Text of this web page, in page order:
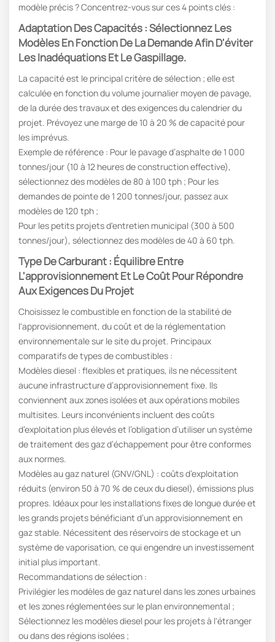
modèle précis ? Concentrez-vous sur ces 4 points clés :
Adaptation Des Capacités : Sélectionnez Les
Modèles En Fonction De La Demande Afin D'éviter
Les Inadéquations Et Le Gaspillage.
La capacité est le principal critère de sélection ; elle est
calculée en fonction du volume journalier moyen de pavage,
de la durée des travaux et des exigences du calendrier du
projet. Prévoyez une marge de 10 à 20 % de capacité pour
les imprévus.
Exemple de référence : Pour le pavage d’asphalte de 1 000
tonnes/jour (10 à 12 heures de construction effective),
sélectionnez des modèles de 80 à 100 tph ; Pour les
demandes de pointe de 1 200 tonnes/jour, passez aux
modèles de 120 tph ;
Pour les petits projets d'entretien municipal (300 à 500
tonnes/jour), sélectionnez des modèles de 40 à 60 tph.
Type De Carburant : Équilibre Entre
L'approvisionnement Et Le Coût Pour Répondre
Aux Exigences Du Projet
Choisissez le combustible en fonction de la stabilité de
l'approvisionnement, du coût et de la réglementation
environnementale sur le site du projet. Principaux
comparatifs de types de combustibles :
Modèles diesel : flexibles et pratiques, ils ne nécessitent
aucune infrastructure d’approvisionnement fixe. Ils
conviennent aux zones isolées et aux opérations mobiles
multisites. Leurs inconvénients incluent des coûts
d’exploitation plus élevés et l’obligation d’utiliser un système
de traitement des gaz d’échappement pour être conformes
aux normes.
Modèles au gaz naturel (GNV/GNL) : coûts d’exploitation
réduits (environ 50 à 70 % de ceux du diesel), émissions plus
propres. Idéaux pour les installations fixes de longue durée et
les grands projets bénéficiant d’un approvisionnement en
gaz stable. Nécessitent des réservoirs de stockage et un
système de vaporisation, ce qui engendre un investissement
initial plus important.
Recommandations de sélection :
Privilégier les modèles de gaz naturel dans les zones urbaines
et les zones réglementées sur le plan environnemental ;
Sélectionnez les modèles diesel pour les projets à l'étranger
ou dans des régions isolées ;